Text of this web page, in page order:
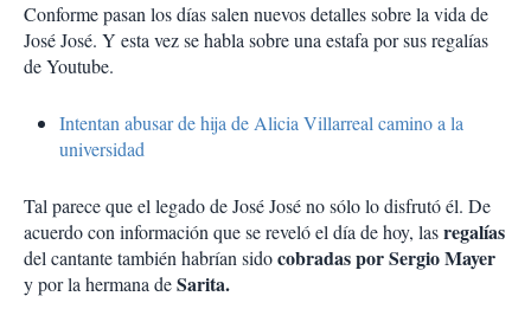
Conforme pasan los días salen nuevos detalles sobre la vida de
José José. Y esta vez se habla sobre una estafa por sus regalías
de Youtube.
Intentan abusar de hija de Alicia Villarreal camino a la
universidad
Tal parece que el legado de José José no sólo lo disfrutó él. De
acuerdo con información que se reveló el día de hoy, lasregalías
del cantante también habrían sidocobradas por Sergio Mayer
y por la hermana deSarita.